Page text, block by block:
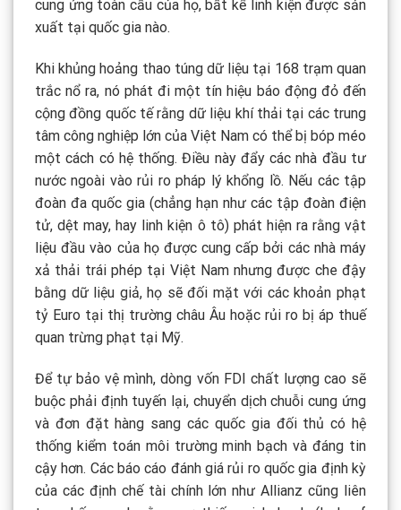
cung ứng toàn cầu của họ, bất kể linh kiện được sản
xuất tại quốc gia nào.
Khi khủng hoảng thao túng dữ liệu tại 168 trạm quan
trắc nổ ra, nó phát đi một tín hiệu báo động đỏ đến
cộng đồng quốc tế rằng dữ liệu khí thải tại các trung
tâm công nghiệp lớn của Việt Nam có thể bị bóp méo
một cách có hệ thống. Điều này đẩy các nhà đầu tư
nước ngoài vào rủi ro pháp lý khổng lồ. Nếu các tập
đoàn đa quốc gia (chẳng hạn như các tập đoàn điện
tử, dệt may, hay linh kiện ô tô) phát hiện ra rằng vật
liệu đầu vào của họ được cung cấp bởi các nhà máy
xả thải trái phép tại Việt Nam nhưng được che đậy
bằng dữ liệu giả, họ sẽ đối mặt với các khoản phạt
tỷ Euro tại thị trường châu Âu hoặc rủi ro bị áp thuế
quan trừng phạt tại Mỹ.
Để tự bảo vệ mình, dòng vốn FDI chất lượng cao sẽ
buộc phải định tuyến lại, chuyển dịch chuỗi cung ứng
và đơn đặt hàng sang các quốc gia đối thủ có hệ
thống kiểm toán môi trường minh bạch và đáng tin
cậy hơn. Các báo cáo đánh giá rủi ro quốc gia định kỳ
của các định chế tài chính lớn như Allianz cũng liên